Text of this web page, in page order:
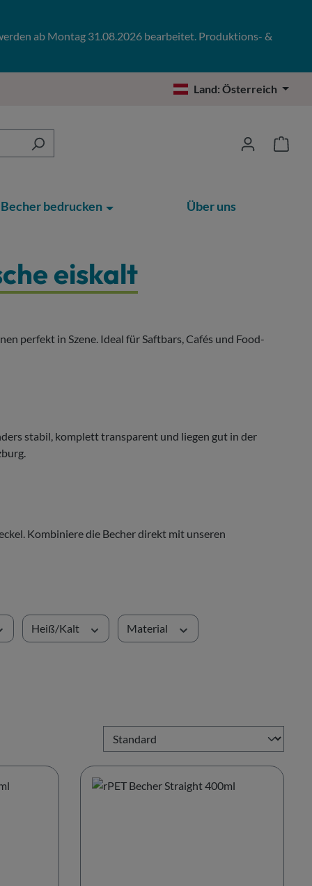
ab Montag 31.08.2026 bearbeitet. Produktions- &
Land:Österreich
Becher bedrucken Über uns
eiskalt
perfekt in Szene. Ideal für Saftbars, Cafés und Food-
stabil, komplett transparent und liegen gut in der
Kombiniere die Becher direkt mit unseren
Heiß/Kalt Material